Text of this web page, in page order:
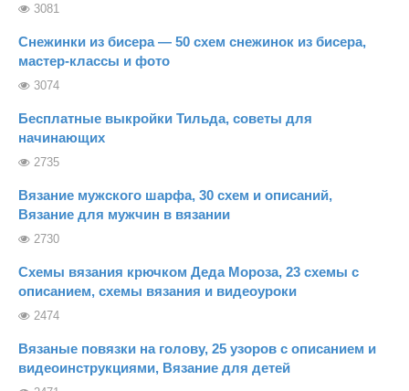
3081
Снежинки из бисера — 50 схем снежинок из бисера,
мастер-классы и фото
3074
Бесплатные выкройки Тильда, советы для
начинающих
2735
Вязание мужского шарфа, 30 схем и описаний,
Вязание для мужчин в вязании
2730
Схемы вязания крючком Деда Мороза, 23 схемы с
описанием, схемы вязания и видеоуроки
2474
Вязаные повязки на голову, 25 узоров с описанием и
видеоинструкциями, Вязание для детей